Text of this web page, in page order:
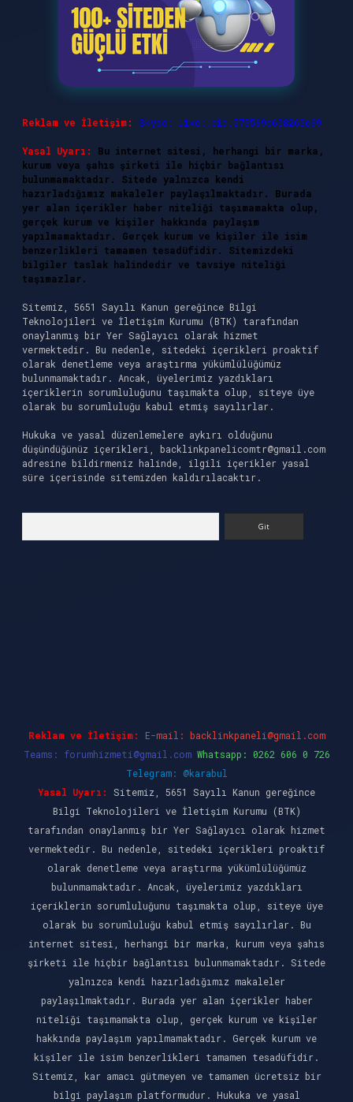
Reklam ve İletişim: Skype: live:.cid.575569c608265c69
Yasal Uyarı:
Bu internet sitesi, herhangi bir marka,
kurum veya şahıs şirketi ile hiçbir bağlantısı
bulunmamaktadır. Sitede yalnızca kendi
hazırladığımız makaleler paylaşılmaktadır. Burada
yer alan içerikler haber niteliği taşımamakta olup,
gerçek kurum ve kişiler hakkında paylaşım
yapılmamaktadır. Gerçek kurum ve kişiler ile isim
benzerlikleri tamamen tesadüfidir. Sitemizdeki
bilgiler taslak halindedir ve tavsiye niteliği
taşımazlar.
Sitemiz, 5651 Sayılı Kanun gereğince Bilgi
Teknolojileri ve İletişim Kurumu (BTK) tarafından
onaylanmış bir Yer Sağlayıcı olarak hizmet
vermektedir. Bu nedenle, sitedeki içerikleri proaktif
olarak denetleme veya araştırma yükümlülüğümüz
bulunmamaktadır. Ancak, üyelerimiz yazdıkları
içeriklerin sorumluluğunu taşımakta olup, siteye üye
olarak bu sorumluluğu kabul etmiş sayılırlar.
Hukuka ve yasal düzenlemelere aykırı olduğunu
düşündüğünüz içerikleri, backlinkpanelicomtr@gmail.com
adresine bildirmeniz halinde, ilgili içerikler yasal
süre içerisinde sitemizden kaldırılacaktır.
Reklam ve İletişim: E-mail: backlinkpaneli@gmail.com
Teams: forumhizmeti@gmail.com Whatsapp: 0262 606 0 726
Telegram: @karabul
Yasal Uyarı:
Sitemiz, 5651 Sayılı Kanun gereğince
Bilgi Teknolojileri ve İletişim Kurumu (BTK)
tarafından onaylanmış bir Yer Sağlayıcı olarak hizmet
vermektedir. Bu nedenle, sitedeki içerikleri proaktif
olarak denetleme veya araştırma yükümlülüğümüz
bulunmamaktadır. Ancak, üyelerimiz yazdıkları
içeriklerin sorumluluğunu taşımakta olup, siteye üye
olarak bu sorumluluğu kabul etmiş sayılırlar. Bu
internet sitesi, herhangi bir marka, kurum veya şahıs
şirketi ile hiçbir bağlantısı bulunmamaktadır. Sitede
yalnızca kendi hazırladığımız makaleler
paylaşılmaktadır. Burada yer alan içerikler haber
niteliği taşımamakta olup, gerçek kurum ve kişiler
hakkında paylaşım yapılmamaktadır. Gerçek kurum ve
kişiler ile isim benzerlikleri tamamen tesadüfidir.
Sitemiz, kar amacı gütmeyen ve tamamen ücretsiz bir
bilgi paylaşım platformudur. Hukuka ve yasal